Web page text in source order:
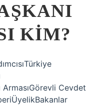
KIM?
ArmasıGörevli Cevdet